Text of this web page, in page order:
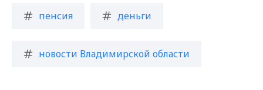
пенсия деньги
новости Владимирской области